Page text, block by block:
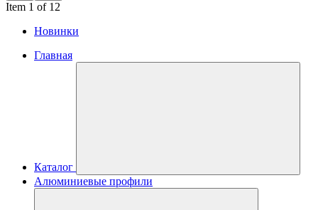
Item 1 of 12
Новинки
Главная
Каталог
Алюминиевые профили